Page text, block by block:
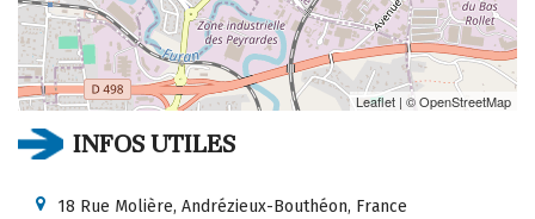
Leaflet | ©OpenStreetMap
INFOS UTILES
18 Rue Molière, Andrézieux-Bouthéon, France